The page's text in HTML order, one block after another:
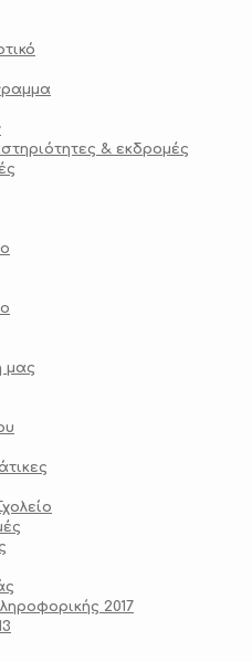
& εκδρομές
μας
2017